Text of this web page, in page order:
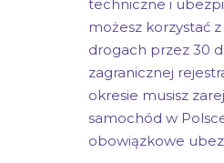
techniczne i
możesz korzystać
drogach przez 30
zagranicznej
okresie musisz
samochód w
obowiązkowe